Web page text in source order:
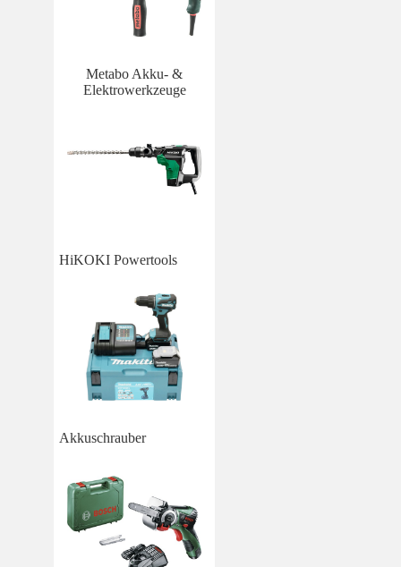
Metabo Akku- &
Elektrowerkzeuge
HiKOKI Powertools
Akkuschrauber